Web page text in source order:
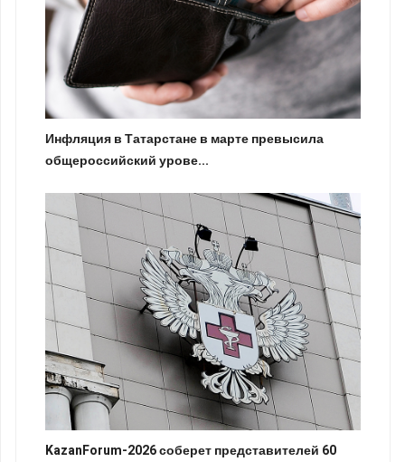
Инфляция в Татарстане в марте превысила
общероссийский урове...
KazanForum-2026 соберет представителей 60